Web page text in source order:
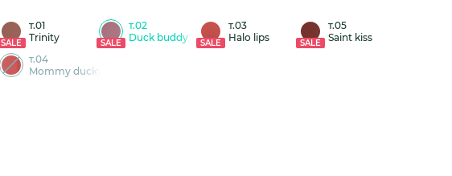
SALE
т.01
Trinity
SALE
т.02
Duck buddy
SALE
т.03
Halo lips
SALE
т.05
Saint kiss
т.04
Mommy ducky